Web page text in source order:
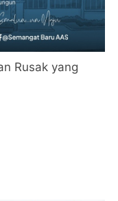
Rusak yang